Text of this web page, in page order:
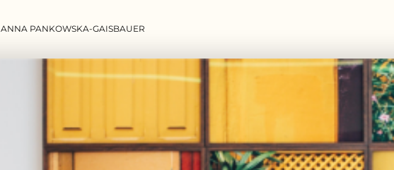
ANNA PANKOWSKA-GAISBAUER